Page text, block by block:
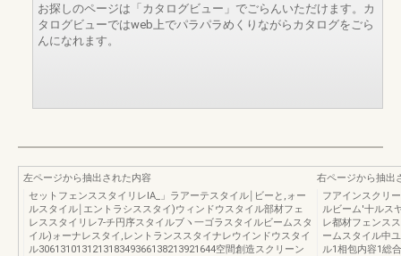
お探しのページは「カタログビュー」でごらんいただけます。カ
タログビューではweb上でパラパラめくりながらカタログをごら
んになれます。
左ページから抽出された内容
セットフェンススタイリレIA_」ラアーテスタイル￨ビーと,ォー
ルスタイル￨エントラシススタイ)ウィンドウスタイル部材フェ
レススタイリレ7-チ円序スタイルブヽ一ゴラスタイルビームスタ
イル)ォーナレスタイ,レントランススタイナレウインドウスタイ
ル306131013121318349366138213921644空間創造スクリーン
右ページから抽出
フアインスクリ
ルビーム'十ルス
レ都材フェンス
ームスタイル中
ル1相包内容1総合